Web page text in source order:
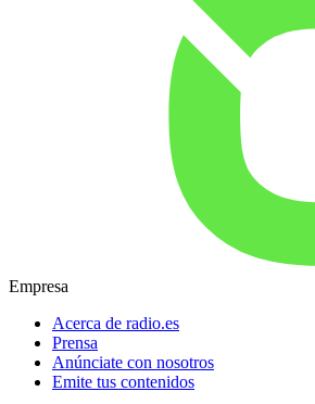
Empresa
Acerca de radio.es
Prensa
Anúnciate con nosotros
Emite tus contenidos